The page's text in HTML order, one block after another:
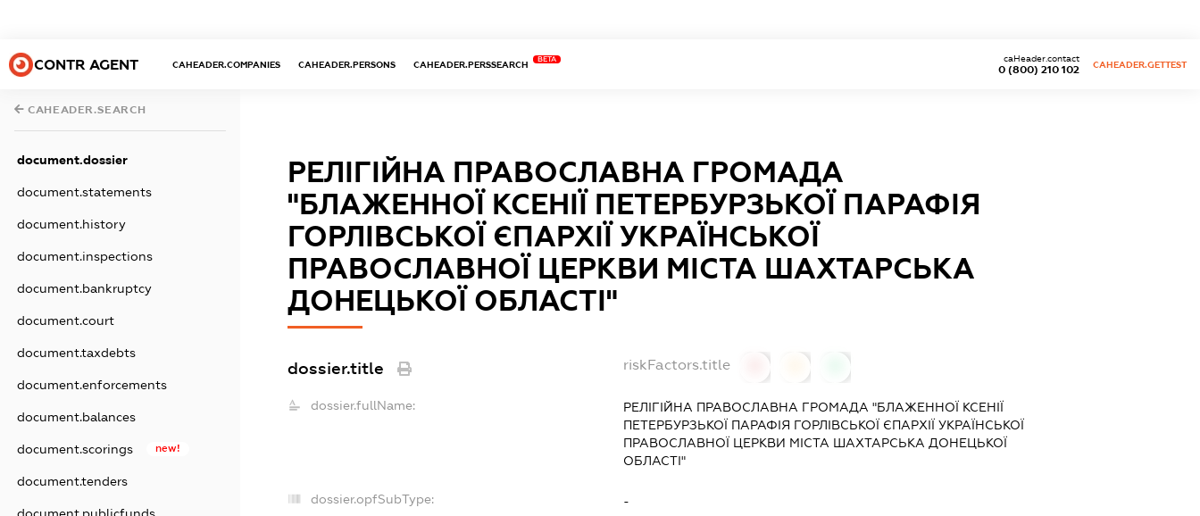
CONTR AGENT CAHEADER.COMPANIES CAHEADER.PERSONS CAHEADER.PERSSEARCH
BETA
0 (800) 210 102
caHeader.contact
CAHEADER.GETTEST
CAHEADER.SEARCH
document.dossier
document.statements
document.history
document.inspections
document.bankruptcy
document.court
document.taxdebts
document.enforcements
document.balances
document.scorings new!
document.tenders
РЕЛІГІЙНА ПРАВОСЛАВНА ГРОМАДА
"БЛАЖЕННОЇ КСЕНІЇ ПЕТЕРБУРЗЬКОЇ ПАРАФІЯ
ГОРЛІВСЬКОЇ ЄПАРХІЇ УКРАЇНСЬКОЇ
ПРАВОСЛАВНОЇ ЦЕРКВИ МІСТА ШАХТАРСЬКА
ДОНЕЦЬКОЇ ОБЛАСТІ"
dossier.title riskFactors.title
dossier.fullName:
РЕЛІГІЙНА ПРАВОСЛАВНА ГРОМАДА "БЛАЖЕННОЇ КСЕНІЇ
ПЕТЕРБУРЗЬКОЇ ПАРАФІЯ ГОРЛІВСЬКОЇ ЄПАРХІЇ УКРАЇНСЬКОЇ
ПРАВОСЛАВНОЇ ЦЕРКВИ МІСТА ШАХТАРСЬКА ДОНЕЦЬКОЇ
ОБЛАСТІ"
dossier.opfSubType: -